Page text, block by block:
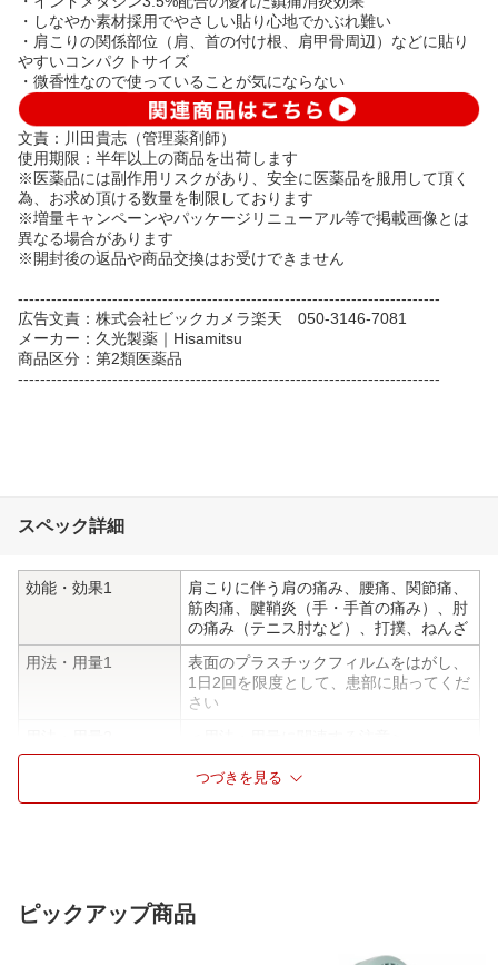
・しなやか素材採用でやさしい貼り心地でかぶれ難い
・肩こりの関係部位（肩、首の付け根、肩甲骨周辺）などに貼り
やすいコンパクトサイズ
・微香性なので使っていることが気にならない
文責：川田貴志（管理薬剤師）
使用期限：半年以上の商品を出荷します
※医薬品には副作用リスクがあり、安全に医薬品を服用して頂く
為、お求め頂ける数量を制限しております
※増量キャンペーンやパッケージリニューアル等で掲載画像とは
異なる場合があります
※開封後の返品や商品交換はお受けできません
----------------------------------------------------------------------------
広告文責：株式会社ビックカメラ楽天 050-3146-7081
メーカー：久光製薬｜Hisamitsu
商品区分：第2類医薬品
----------------------------------------------------------------------------
スペック詳細
効能・効果1
肩こりに伴う肩の痛み、腰痛、関節痛、
筋肉痛、腱鞘炎（手・手首の痛み）、肘
の痛み（テニス肘など）、打撲、ねんざ
用法・用量1
表面のプラスチックフィルムをはがし、
1日2回を限度として、患部に貼ってくだ
さい
（1）11歳未満の小児に使用させないで
ください
片を目安として半日以上貼り、発疹・発
ことを確かめてから使用してください
つづきを見る
ピックアップ商品